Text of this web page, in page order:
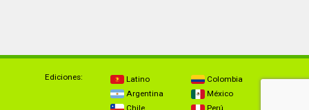
Ediciones:
Latino
Argentina
Chile
Colombia
México